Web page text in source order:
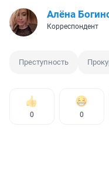
Алёна
Корреспондент
Преступность
0 0